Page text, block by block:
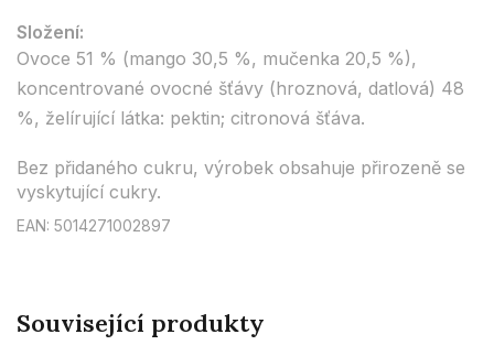
Složení:
Ovoce 51 % (mango 30,5 %, mučenka 20,5 %),
koncentrované ovocné šťávy (hroznová, datlová) 48
%, želírující látka: pektin; citronová šťáva.
Bez přidaného cukru, výrobek obsahuje přirozeně se
vyskytující cukry.
EAN: 5014271002897
Související produkty